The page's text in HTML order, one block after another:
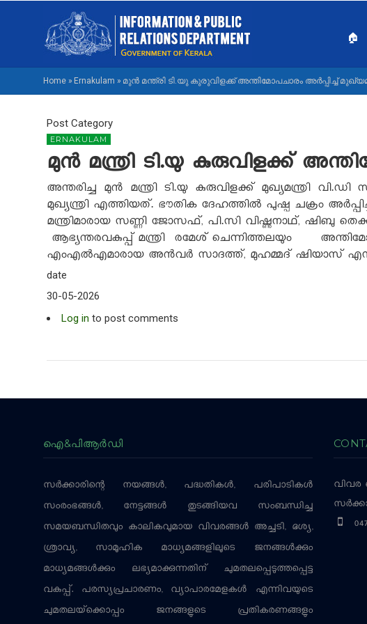
🏠
BREADCRUMB
Home » Ernakulam » മുന്‍ മന്ത്രി ടി.യു കുരുവിളക്ക് അന്തിമോപചാരം അര്‍പ്പിച്ച്
Post Category
ERNAKULAM
മുന്‍ മന്ത്രി ടി.യു കുരുവിളക്ക്
അന്തരിച്ച മുന്‍ മന്ത്രി ടി.യു കുരുവിളക്ക് മുഖ്യമന്ത്രി
മുഖ്യന്ത്രി എത്തിയത്. ഭൗതിക ദേഹത്തില്‍ പുഷ്പ ചക്രം
മന്ത്രിമാരായ സണ്ണി ജോസഫ്, പി.സി വിഷ്ണുനാഥ്, ഷിബു
ആഭ്യന്തരവകുപ്പ് മന്ത്രി രമേശ് ചെന്നിത്തലയും
എംഎൽഎമാരായ അൻവർ സാദത്ത്, മുഹമ്മദ് ഷിയാസ്
date
30-05-2026
Log in to post comments
ഐ&പിആര്‍ഡി
സര്‍ക്കാരിന്റെ നയങ്ങള്‍, പദ്ധതികള്‍, പരിപാടികള്‍
സംരംഭങ്ങള്‍, നേട്ടങ്ങള്‍ തുടങ്ങിയവ സംബന്ധിച്ച
സമയബന്ധിതവും കാലികവുമായ വിവരങ്ങള്‍ അച്ചടി, ദൃശ്യ,
ശ്രാവ്യ, സാമൂഹിക മാധ്യമങ്ങളിലൂടെ ജനങ്ങള്‍ക്കും
മാധ്യമങ്ങള്‍ക്കും ലഭ്യമാക്കുന്നതിന് ചുമതലപ്പെടുത്തപ്പെട്ട
വകുപ്പ്. പരസ്യപ്രചാരണം, വ്യാപാരമേളകള്‍ എന്നിവയുടെ
ചുമതലയ്‌ക്കൊപ്പം ജനങ്ങളുടെ പ്രതികരണങ്ങളും